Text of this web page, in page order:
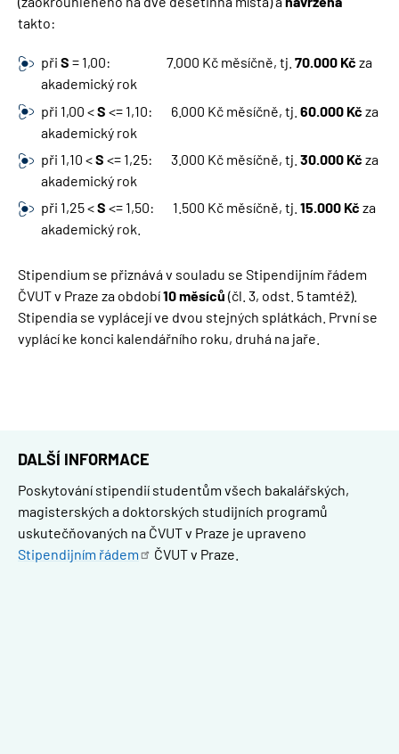
takto:
při S = 1,00: 7.000 Kč měsíčně, tj. 70.000 Kč za
akademický rok
při 1,00 <S <= 1,10: 6.000 Kč měsíčně, tj. 60.000 Kč za
akademický rok
při 1,10 <S <= 1,25: 3.000 Kč měsíčně, tj. 30.000 Kč za
akademický rok
při 1,25 <S <= 1,50: 1.500 Kč měsíčně, tj. 15.000 Kč za
akademický rok.
Stipendium se přiznává v souladu se Stipendijním řádem
ČVUT v Praze za období10 měsíců (čl. 3, odst. 5 tamtéž).
Stipendia se vyplácejí ve dvou stejných splátkách. První se
vyplácí ke konci kalendářního roku, druhá na jaře.
DALŠÍ INFORMACE
Poskytování stipendií studentům všech bakalářských,
magisterských a doktorských studijních programů
uskutečňovaných na ČVUT v Praze je upraveno
Stipendijním řádem ČVUT v Praze.